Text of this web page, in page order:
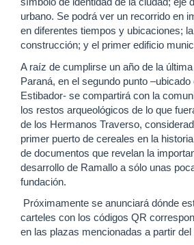
urbano. Se podrá ver un recorrido en
en diferentes tiempos y ubicaciones;
construcción; y el primer edificio
A raíz de cumplirse un año de la
Paraná, en el segundo punto
Estibador- se compartirá con la
los restos arqueológicos de lo que
de los Hermanos Traverso,
primer puerto de cereales en la
de documentos que revelan la
desarrollo de Ramallo a sólo unas
fundación.
Próximamente se anunciará dónde
carteles con los códigos QR
en las plazas mencionadas a partir del